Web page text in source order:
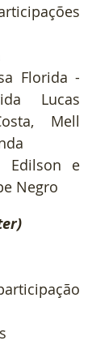
Florida -
Lucas
Mell
Edilson e
Negro